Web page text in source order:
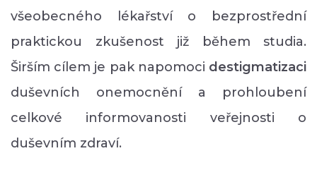
všeobecného lékařství o bezprostřední
praktickou zkušenost již během studia.
Širším cílem je pak napomoci destigmatizaci
duševních onemocnění a prohloubení
celkové informovanosti veřejnosti o
duševním zdraví.